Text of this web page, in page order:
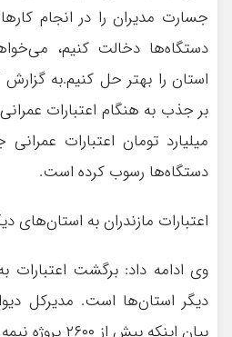
جسارت مدیران را در انجام
دستگاه‌ها دخالت کنیم،
استان را بهتر حل کنیم.به گزارش
میلیارد تومان اعتبارات
دستگاه‌ها رسوب کرده است.
اعتبارات مازندران به استان‌های
وی ادامه داد: برگشت اعتبارات
دیگر استان‌ها است. مدیرکل
بیان اینکه بیش